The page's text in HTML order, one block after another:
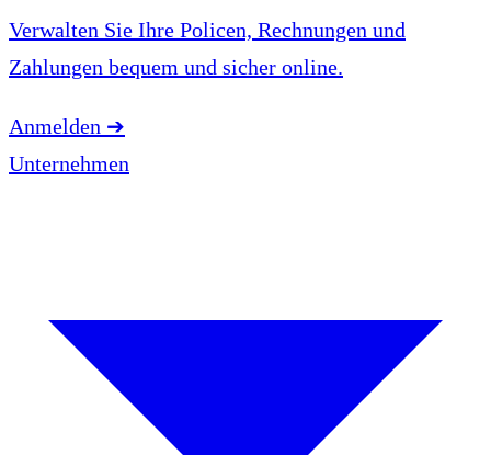
Verwalten Sie Ihre Policen, Rechnungen und
Zahlungen bequem und sicher online.
Anmelden ➔
Unternehmen